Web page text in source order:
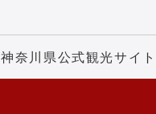
神奈川県公式観光サイ